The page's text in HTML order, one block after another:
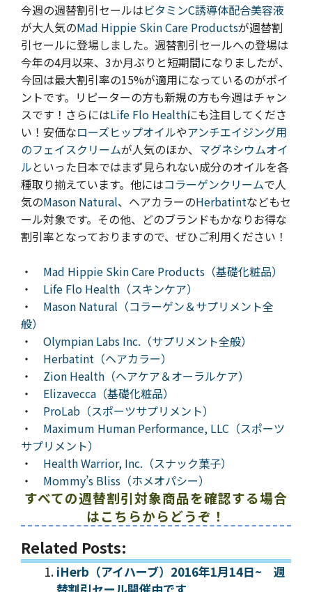
今週の週替割引セールはビタミンC誘導体配合美容液
が大人気のMad Hippie Skin Care Productsが週替割
引セールに登場しました。週替割引セールへの登場は
今年の4月以来、3か月ぶりと短期間になりましたが、
今回は最大割引率の15%が適用になっているのがポイ
ントです。リピーターの方も新規の方も今週はチャン
スです！さらにはLife Flo Healthにも注目してくださ
い！安価なローズヒップオイルやアンチエイジング用
のフェイスクリームが人気のほか、 マグネシウムオイ
ルといった日本ではまず見られない成分のオイルを各
種取り揃えています。他にはコラーゲンクリームで人
気のMason Natural、ヘアカラーのHerbatintなどもセ
ール対象です。その他、 どのブランドもかなりお得な
割引率となっておりますので、ぜひご利用ください！
・ Mad Hippie Skin Care Products（基礎化粧品）
・ Life Flo Health（スキンケア）
・ Mason Natural（コラーゲン＆サプリメント全
般）
・ Olympian Labs Inc.（サプリメント全般）
・ Herbatint（ヘアカラー）
・ Zion Health（ヘアケア＆オーラルケア）
・ Elizavecca（基礎化粧品）
・ ProLab（スポーツサプリメント）
・ Maximum Human Performance, LLC（スポーツ
サプリメント）
・ Health Warrior, Inc.（スナック菓子）
・ Mommy’s Bliss（ホメオパシー）
すべての週替割引対象商品を確認する場合
はこちらからどうぞ！
Related Posts:
iHerb（アイハーブ）2016年1月14日~ 週